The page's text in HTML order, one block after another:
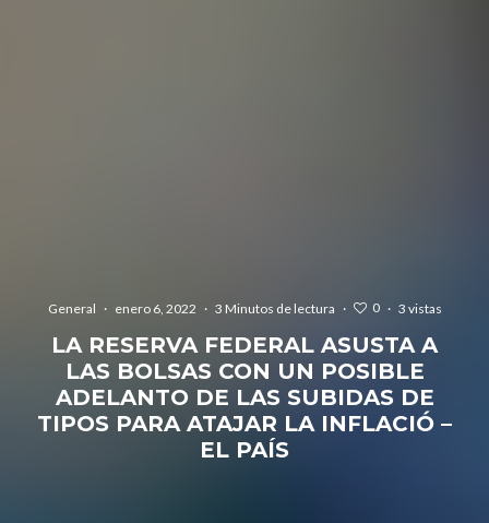
General · enero 6, 2022 · 3 Minutos de lectura · 0 · 3 vistas
LA RESERVA FEDERAL ASUSTA A
LAS BOLSAS CON UN POSIBLE
ADELANTO DE LAS SUBIDAS DE
TIPOS PARA ATAJAR LA INFLACIÓ –
EL PAÍS